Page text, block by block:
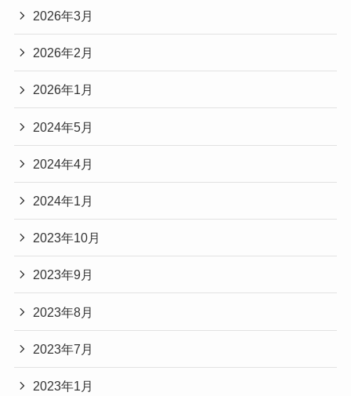
2026年3月
2026年2月
2026年1月
2024年5月
2024年4月
2024年1月
2023年10月
2023年9月
2023年8月
2023年7月
2023年1月